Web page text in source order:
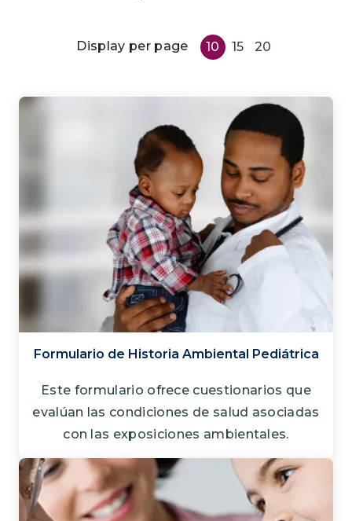
Display per page 10 15 20
Formulario de Historia Ambiental Pediátrica
Este formulario ofrece cuestionarios que
evalúan las condiciones de salud asociadas
con las exposiciones ambientales.